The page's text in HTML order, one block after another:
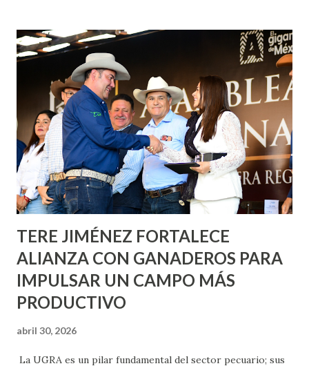
Corazón Urbano y el Municipio capital. Leo Montañez
informó que en este programa se usarán cerca de 90 mil
metros cuadrados de pintura, para dar inicio en la calle
Nieto, entre Jesús F. Elizondo y la calle 22 de Octubre, con
lo que se aplicará pintura en 66 casas. Posteriormente se
llevará este programa a Villas de Nuestra Señora de la
Asunción, Avenida Alameda y Decreto 27 de Septiembre, en
los edificios FOVISSSTE Ojo de Agua, en la comunidad
Norias de Paso Hondo y en los edificios de...
TERE JIMÉNEZ FORTALECE
ALIANZA CON GANADEROS PARA
IMPULSAR UN CAMPO MÁS
PRODUCTIVO
abril 30, 2026
La UGRA es un pilar fundamental del sector pecuario; sus